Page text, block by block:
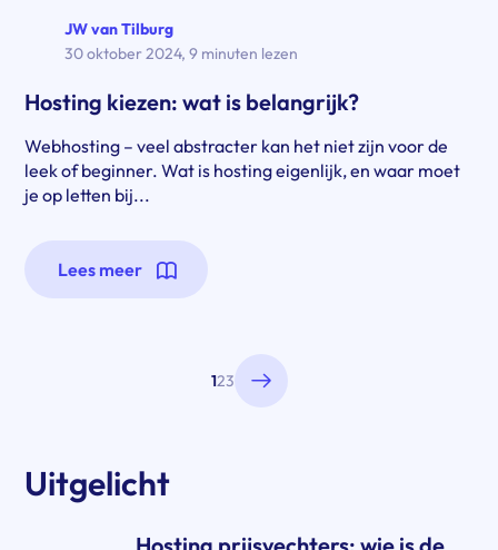
JW van Tilburg
30 oktober 2024,9 minuten lezen
Hosting kiezen: wat is belangrijk?
Webhosting – veel abstracter kan het niet zijn voor de
leek of beginner. Wat is hosting eigenlijk, en waar moet
je op letten bij...
Lees meer
Berichten paginering
123
Uitgelicht